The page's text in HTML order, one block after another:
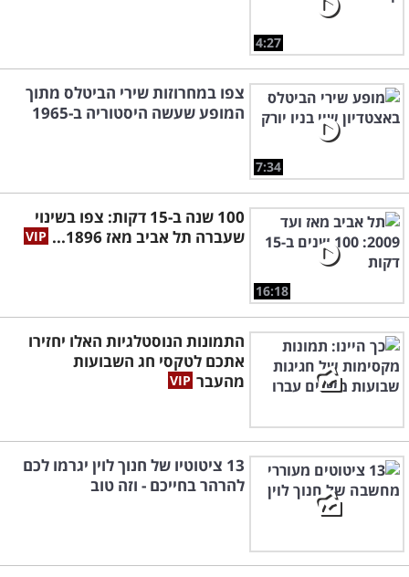
4:27
7:34
צפו במחרוזות שירי הביטלס מתוך
המופע שעשה היסטוריה ב-1965
16:18
100 שנה ב-15 דקות: צפו בשינוי
שעברה תל אביב מאז 1896...
התמונות הנוסטלגיות האלו יחזירו
אתכם לטקסי חג השבועות
מהעבר
13 ציטוטיו של חנוך לוין יגרמו לכם
להרהר בחייכם - וזה טוב